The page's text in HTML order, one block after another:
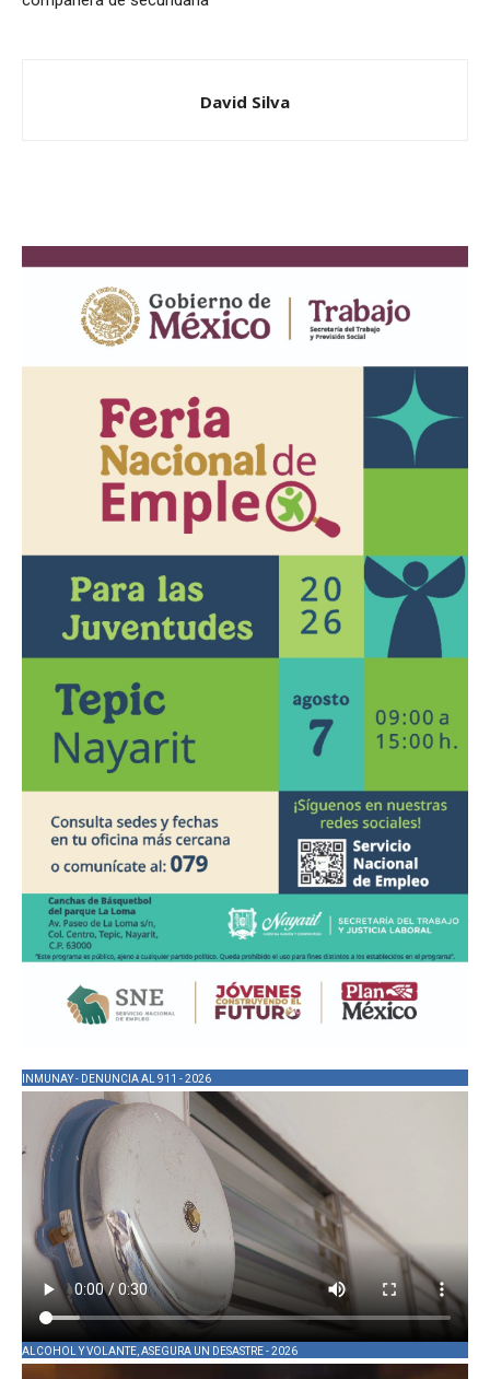
David Silva
INMUNAY - DENUNCIA AL 911 - 2026
ALCOHOL Y VOLANTE, ASEGURA UN DESASTRE - 2026